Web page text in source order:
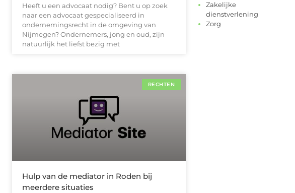
Heeft u een advocaat nodig? Bent u op zoek
naar een advocaat gespecialiseerd in
ondernemingsrecht in de omgeving van
Nijmegen? Ondernemers, jong en oud, zijn
natuurlijk het liefst bezig met
RECHTEN
Hulp van de mediator in Roden bij
meerdere situaties
Zakelijke
dienstverlening
Zorg